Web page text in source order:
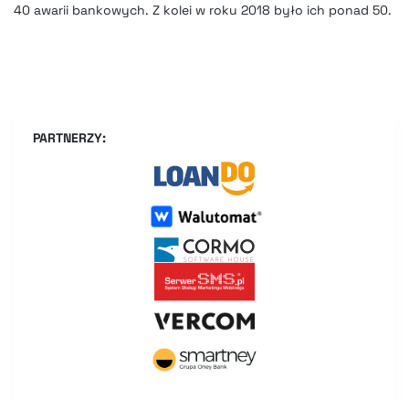
40 awarii bankowych. Z kolei w roku 2018 było ich ponad 50.
PARTNERZY: